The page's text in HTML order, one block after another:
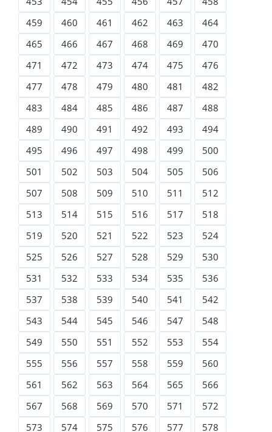
459
460 461 462 463
464
465
466 467 468 469
470
471
472 473 474 475
476
477
478 479 480 481
482
483
484 485 486 487
488
489
490 491 492 493
494
495
496 497 498 499
500
501
502 503 504 505
506
507
508 509 510 511
512
513
514 515 516 517
518
519
520 521 522 523
524
525
526 527 528 529
530
531
532 533 534 535
536
537
538 539 540 541
542
543
544 545 546 547
548
549
550 551 552 553
554
555
556 557 558 559
560
561
562 563 564 565
566
567
568 569 570 571
572
573
574 575 576 577
578